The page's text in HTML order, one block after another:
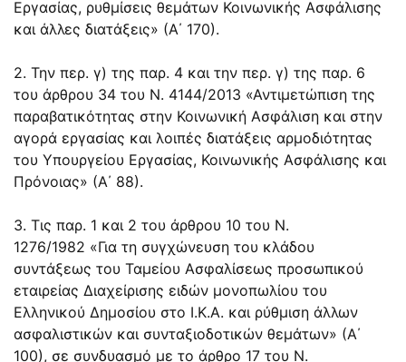
Εργασίας, ρυθμίσεις θεμάτων Κοινωνικής Ασφάλισης
και άλλες διατάξεις» (Α΄ 170).
2. Την περ. γ) της παρ. 4 και την περ. γ) της παρ. 6
του άρθρου 34 του Ν. 4144/2013 «Αντιμετώπιση της
παραβατικότητας στην Κοινωνική Ασφάλιση και στην
αγορά εργασίας και λοιπές διατάξεις αρμοδιότητας
του Υπουργείου Εργασίας, Κοινωνικής Ασφάλισης και
Πρόνοιας» (Α΄ 88).
3. Τις παρ. 1 και 2 του άρθρου 10 του Ν.
1276/1982 «Για τη συγχώνευση του κλάδου
συντάξεως του Ταμείου Ασφαλίσεως προσωπικού
εταιρείας Διαχείρισης ειδών μονοπωλίου του
Ελληνικού Δημοσίου στο Ι.Κ.Α. και ρύθμιση άλλων
ασφαλιστικών και συνταξιοδοτικών θεμάτων» (Α΄
100), σε συνδυασμό με το άρθρο 17 του Ν.